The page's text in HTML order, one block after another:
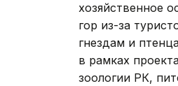
хозяйственное
гор из-за
гнездам и
в рамках
зоологии РК,